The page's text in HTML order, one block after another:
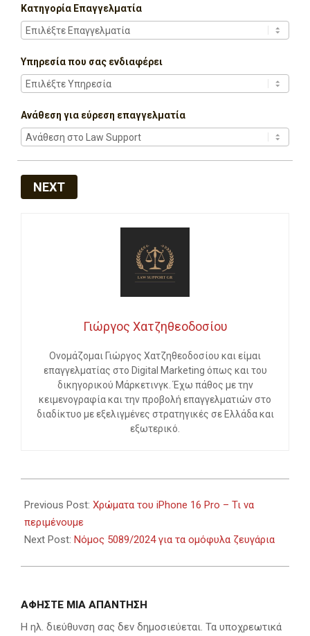
Κατηγορία Επαγγελματία
Υπηρεσία που σας ενδιαφέρει
Ανάθεση για εύρεση επαγγελματία
NEXT
Γιώργος Χατζηθεοδοσίου
Ονομάζομαι Γιώργος Χατζηθεοδοσίου και είμαι
επαγγελματίας στο Digital Marketing όπως και του
δικηγορικού Μάρκετινγκ. Έχω πάθος με την
κειμενογραφία και την προβολή επαγγελματιών στο
διαδίκτυο με εξελιγμένες στρατηγικές σε Ελλάδα και
εξωτερικό.
02-
20
Previous Post: Χρώματα του iPhone 16 Pro – Τι να
περιμένουμε
Next Post: Νόμος 5089/2024 για τα ομόφυλα ζευγάρια
ΑΦΉΣΤΕ ΜΙΑ ΑΠΆΝΤΗΣΗ
Η ηλ. διεύθυνση σας δεν δημοσιεύεται. Τα υποχρεωτικά